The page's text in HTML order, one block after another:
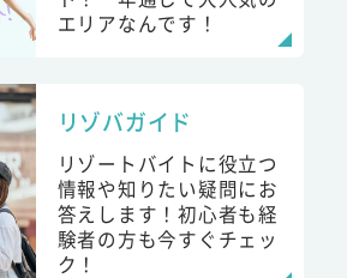
エリアなんです！
リゾバガイド
リゾートバイトに役立つ
情報や知りたい疑問にお
答えします！初心者も経
験者の方も今すぐチェッ
ク！